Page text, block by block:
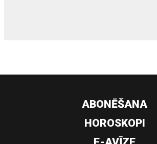
ABONĒŠANA
HOROSKOPI